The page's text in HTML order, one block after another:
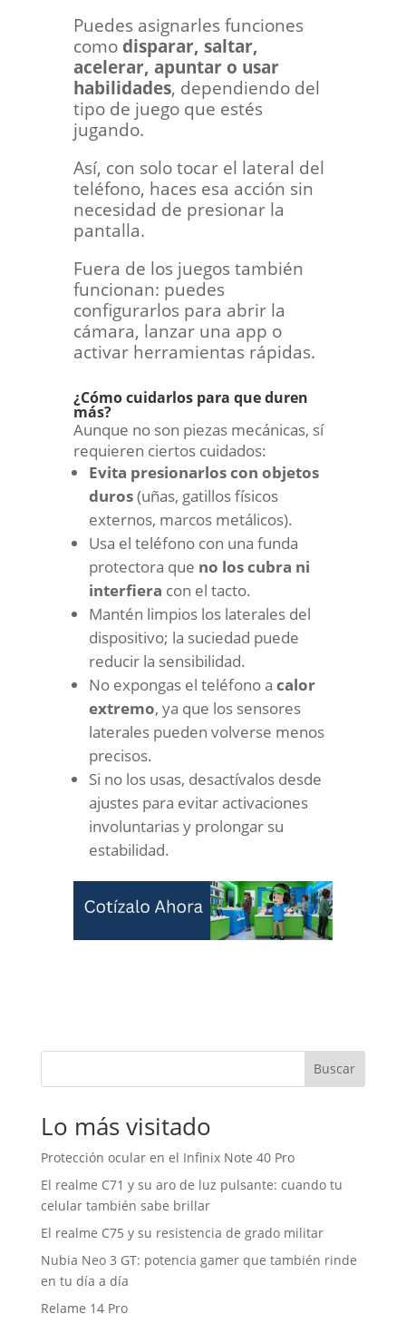
Puedes asignarles funciones
como disparar, saltar,
acelerar, apuntar o usar
habilidades, dependiendo del
tipo de juego que estés
jugando.
Así, con solo tocar el lateral del
teléfono, haces esa acción sin
necesidad de presionar la
pantalla.
Fuera de los juegos también
funcionan: puedes
configurarlos para abrir la
cámara, lanzar una app o
activar herramientas rápidas.
¿Cómo cuidarlos para que duren
más?
Aunque no son piezas mecánicas, sí
requieren ciertos cuidados:
Evita presionarlos con objetos
duros(uñas, gatillos físicos
externos, marcos metálicos).
Usa el teléfono con una funda
protectora que no los cubra ni
interfiera con el tacto.
Mantén limpios los laterales del
dispositivo; la suciedad puede
reducir la sensibilidad.
No expongas el teléfono a calor
extremo, ya que los sensores
laterales pueden volverse menos
precisos.
Si no los usas, desactívalos desde
ajustes para evitar activaciones
involuntarias y prolongar su
estabilidad.
Buscar
Lo más visitado
Protección ocular en el Infinix Note 40 Pro
El realme C71 y su aro de luz pulsante: cuando tu
celular también sabe brillar
El realme C75 y su resistencia de grado militar
Nubia Neo 3 GT: potencia gamer que también rinde
en tu día a día
Relame 14 Pro